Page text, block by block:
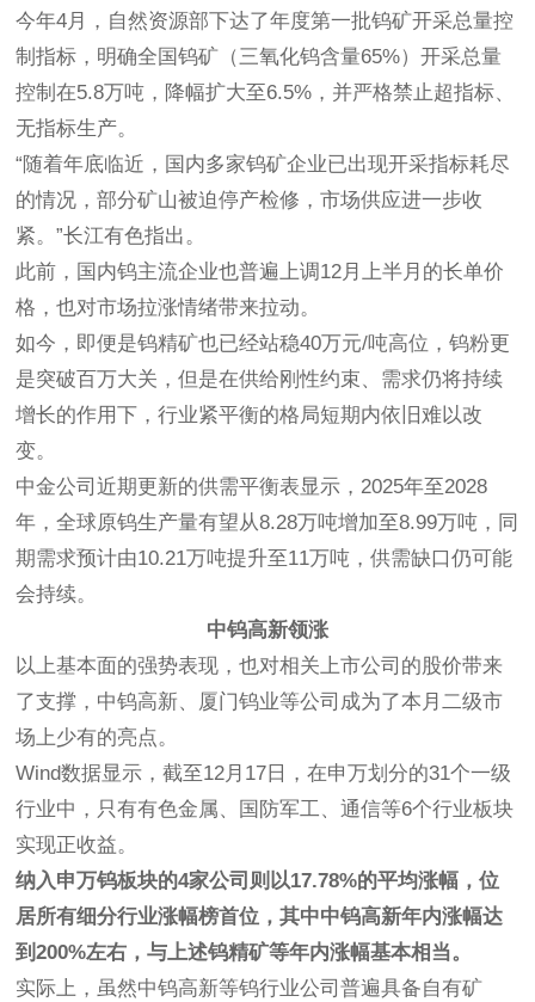
今年4月，自然资源部下达了年度第一批钨矿开采总量控
制指标，明确全国钨矿（三氧化钨含量65%）开采总量
控制在5.8万吨，降幅扩大至6.5%，并严格禁止超指标、
无指标生产。
“随着年底临近，国内多家钨矿企业已出现开采指标耗尽
的情况，部分矿山被迫停产检修，市场供应进一步收
紧。”长江有色指出。
此前，国内钨主流企业也普遍上调12月上半月的长单价
格，也对市场拉涨情绪带来拉动。
如今，即便是钨精矿也已经站稳40万元/吨高位，钨粉更
是突破百万大关，但是在供给刚性约束、需求仍将持续
增长的作用下，行业紧平衡的格局短期内依旧难以改
变。
中金公司近期更新的供需平衡表显示，2025年至2028
年，全球原钨生产量有望从8.28万吨增加至8.99万吨，同
期需求预计由10.21万吨提升至11万吨，供需缺口仍可能
会持续。
中钨高新领涨
以上基本面的强势表现，也对相关上市公司的股价带来
了支撑，中钨高新、厦门钨业等公司成为了本月二级市
场上少有的亮点。
Wind数据显示，截至12月17日，在申万划分的31个一级
行业中，只有有色金属、国防军工、通信等6个行业板块
实现正收益。
纳入申万钨板块的4家公司则以17.78%的平均涨幅，位
居所有细分行业涨幅榜首位，其中中钨高新年内涨幅达
到200%左右，与上述钨精矿等年内涨幅基本相当。
实际上，虽然中钨高新等钨行业公司普遍具备自有矿